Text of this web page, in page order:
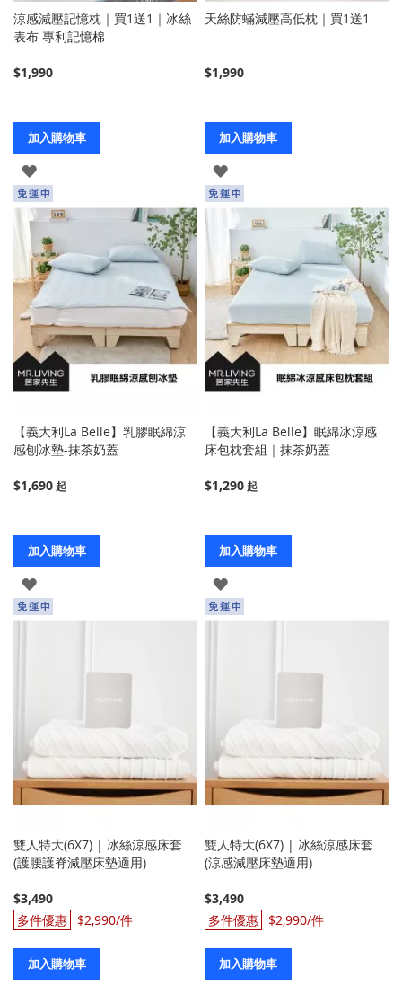
涼感減壓記憶枕｜買1送1｜冰絲
表布 專利記憶棉
$1,990
加入購物車
登
入
天絲防蟎減壓高低枕｜買1送1
$1,990
加入購物車
登
入
【義大利La Belle】乳膠眠綿涼
感刨冰墊-抹茶奶蓋
$1,690
加入購物車
登
入
【義大利La Belle】眠綿冰涼感
床包枕套組｜抹茶奶蓋
$1,290
加入購物車
登
入
雙人特大(6X7) | 冰絲涼感床套
(護腰護脊減壓床墊適用)
$3,490
$2,990
加入購物車
雙人特大(6X7) | 冰絲涼感床套
(涼感減壓床墊適用)
$3,490
$2,990
加入購物車